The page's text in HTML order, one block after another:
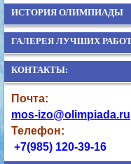
ИСТОРИЯ ОЛИМПИАДЫ
ГАЛЕРЕЯ ЛУЧШИХ
КОНТАКТЫ:
Почта:
mos-izo@olimpiada.ru
Телефон:
+7(985) 120-39-16